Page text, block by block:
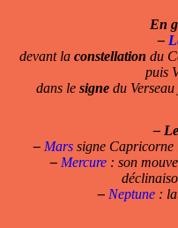
En
–
devant la constellation du
puis
dans le signe du
–
– Mars signe Capricorne
– Mercure: son
– Neptune :